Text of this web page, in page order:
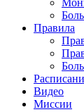
Правила
Видео
Миссии